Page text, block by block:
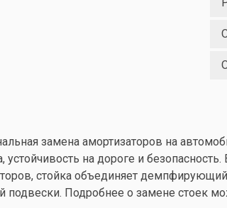
замена амортизаторов на
на дороге и
стойка объединяет
Подробнее о замене стоек